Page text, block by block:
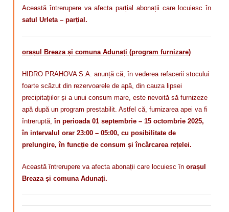
Această întrerupere va afecta parțial abonații care locuiesc în
satul Urleta – parțial.
orașul Breaza și comuna Adunați (program furnizare)
HIDRO PRAHOVA S.A. anunță că, în vederea refacerii stocului
foarte scăzut din rezervoarele de apă, din cauza lipsei
precipitațiilor și a unui consum mare, este nevoită să furnizeze
apă după un program prestabilit. Astfel că, furnizarea apei va fi
întreruptă,în perioada 01 septembrie – 15 octombrie 2025,
în intervalul orar 23:00 – 05:00, cu posibilitate de
prelungire, în funcție de consum și încărcarea rețelei.
Această întrerupere va afecta abonații care locuiesc în orașul
Breaza și comuna Adunați.